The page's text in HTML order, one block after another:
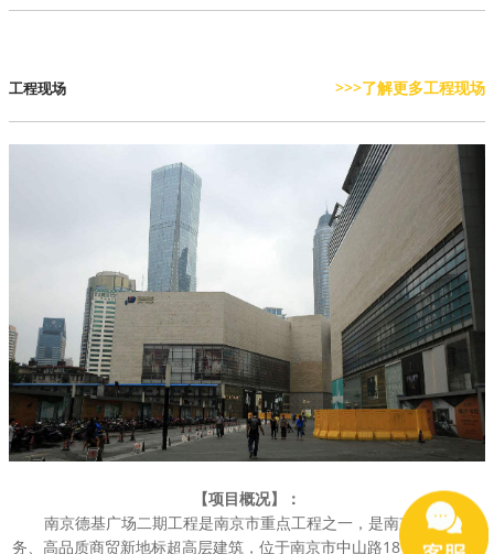
工程现场 >>>了解更多工程现场
【项目概况】：
南京德基广场二期工程是南京市重点工程之一，是南京市高端商
务、高品质商贸新地标超高层建筑，位于南京市中山路18 号。本工程